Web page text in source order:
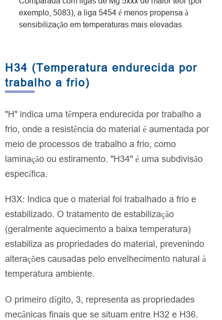
exemplo, 5083), a liga 5454 é menos propensa à
sensibilização em temperaturas mais elevadas.
H34 (Temperatura endurecida por
trabalho a frio)
"H" indica uma têmpera endurecida por trabalho a
frio, onde a resistência do material é aumentada por
meio de processos de trabalho a frio, como
laminação ou estiramento. "H34" é uma subdivisão
específica.
H3X: Indica que o material foi trabalhado a frio e
estabilizado. O tratamento de estabilização
(geralmente aquecimento a baixa temperatura)
estabiliza as propriedades do material, prevenindo
alterações causadas pelo envelhecimento natural à
temperatura ambiente.
O primeiro dígito, 3, representa as propriedades
mecânicas finais que se situam entre H32 e H36.